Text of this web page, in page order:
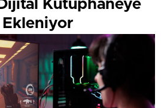
Kütüphaneye
Ekleniyor